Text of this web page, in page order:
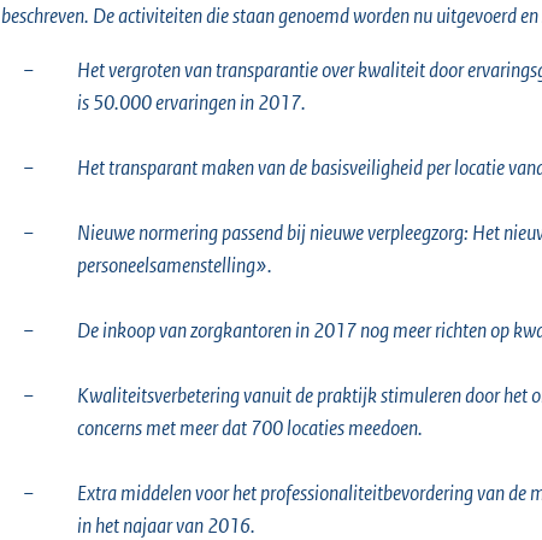
beschreven. De activiteiten die staan genoemd worden nu uitgevoerd
−
Het vergroten van transparantie over kwaliteit door
is 50.000 ervaringen in 2017.
− Het transparant maken van de basisveiligheid per locatie
−
Nieuwe normering passend bij nieuwe verpleegzorg: Het
personeelsamenstelling».
− De inkoop van zorgkantoren in 2017 nog meer richten op
−
Kwaliteitsverbetering vanuit de praktijk stimuleren door het
concerns met meer dat 700 locaties meedoen.
−
Extra middelen voor het professionaliteitbevordering van de
in het najaar van 2016.